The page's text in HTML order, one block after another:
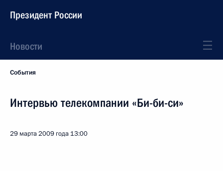
Президент России
Новости
События
Интервью телекомпании «Би-би-си»
29 марта 2009 года 13:00